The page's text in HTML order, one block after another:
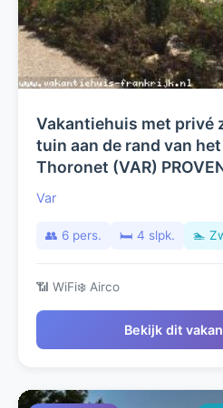
Vakantiehuis met privé
tuin aan de rand van
Thoronet (VAR)
Var
👥 6 pers. 🛏️ 4 slpk. 🏊
📶 WiFi❄️ Airco
Bekijk dit